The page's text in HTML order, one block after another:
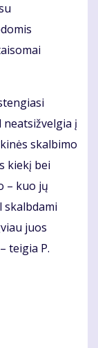
į
skalbimo
kiekį bei
– kuo jų
skalbdami
juos
teigia P.